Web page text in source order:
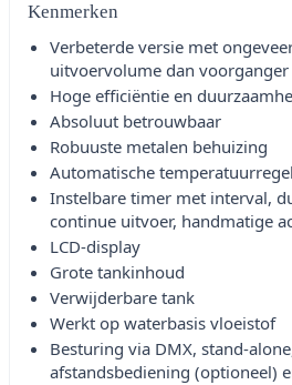
Kenmerken
Verbeterde versie met
uitvoervolume dan voorganger
Hoge efficiëntie en
Absoluut betrouwbaar
Robuuste metalen behuizing
Automatische
Instelbare timer met interval,
continue uitvoer, handmatige
LCD-display
Grote tankinhoud
Verwijderbare tank
Werkt op waterbasis vloeistof
Besturing via DMX, stand-
afstandsbediening (optioneel)